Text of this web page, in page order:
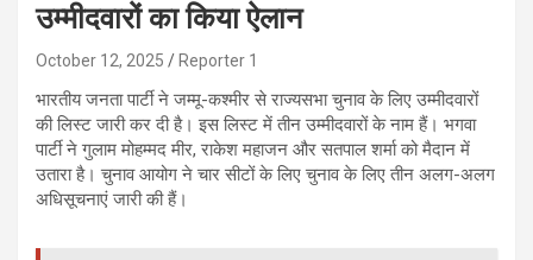
उम्मीदवारों का किया ऐलान
October 12, 2025 Reporter 1
भारतीय जनता पार्टी ने जम्मू-कश्मीर से राज्यसभा चुनाव के लिए उम्मीदवारों
की लिस्ट जारी कर दी है। इस लिस्ट में तीन उम्मीदवारों के नाम हैं। भगवा
पार्टी ने गुलाम मोहम्मद मीर, राकेश महाजन और सतपाल शर्मा को मैदान में
उतारा है। चुनाव आयोग ने चार सीटों के लिए चुनाव के लिए तीन अलग-अलग
अधिसूचनाएं जारी की हैं।